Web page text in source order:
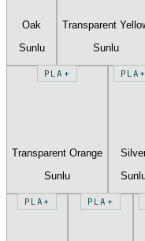
Oak
Sunlu
Transparent
Sunlu
PLA+
Transparent Orange
Sunlu
PLA+
PLA+ PLA+